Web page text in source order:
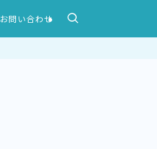
お問い合わせ